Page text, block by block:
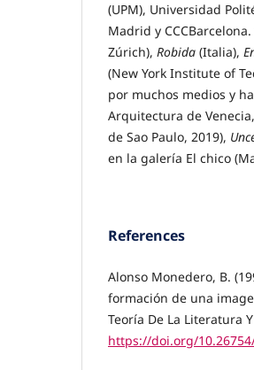
(UPM), Universidad
Madrid y
Zúrich), Robida (Italia),
(New York Institute of
por muchos medios y
Arquitectura de
de Sao Paulo, 2019),
en la galería El chico
References
Alonso Monedero, B.
formación de una
Teoría De La Literatura
https://doi.org/